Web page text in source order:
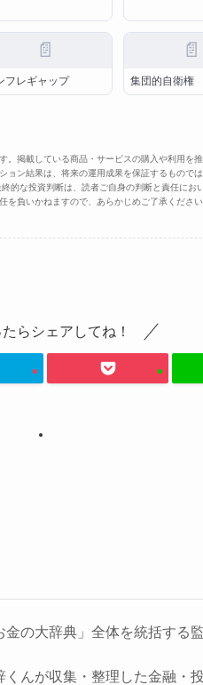
📄
フレギャップ
📄
集団的自衛権
掲載している商品・サービスの購入や利用を
ン結果は、将来の運用成果を保証するもので
的な投資判断は、読者ご自身の判断と責任に
負いかねますので、あらかじめご了承ください
らシェアしてね！
の大辞典」全体を統括する監
くんが収集・整理した金融・